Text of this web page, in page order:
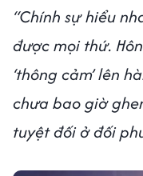
“Chính sự hiểu
được mọi thứ.
‘thông cảm’ lên
chưa bao giờ
tuyệt đối ở đối